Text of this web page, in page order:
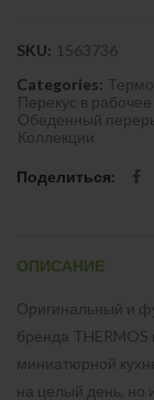
SKU: 1563736
Categories:
Перекус в
Обеденный
Коллекции
Поделиться
ОПИСАНИЕ
Оригинальный и
бренда
миниатюрной
на целый день, но